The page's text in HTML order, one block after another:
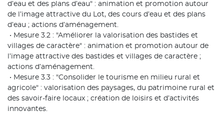
d’eau et des plans d’eau" : animation et promotion autour
de l’image attractive du Lot, des cours d’eau et des plans
d’eau ; actions d’aménagement.
• Mesure 3.2 : "Améliorer la valorisation des bastides et
villages de caractère" : animation et promotion autour de
l’image attractive des bastides et villages de caractère ;
actions d’aménagement.
• Mesure 3.3 : "Consolider le tourisme en milieu rural et
agricole" : valorisation des paysages, du patrimoine rural et
des savoir-faire locaux ; création de loisirs et d’activités
innovantes.